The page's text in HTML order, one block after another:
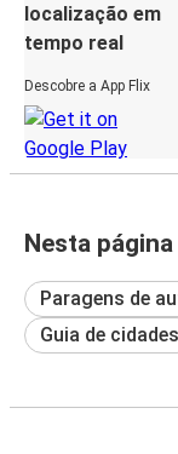
localização em
tempo real
Descobre a App Flix
Nesta página
Paragens de
Guia de cidades